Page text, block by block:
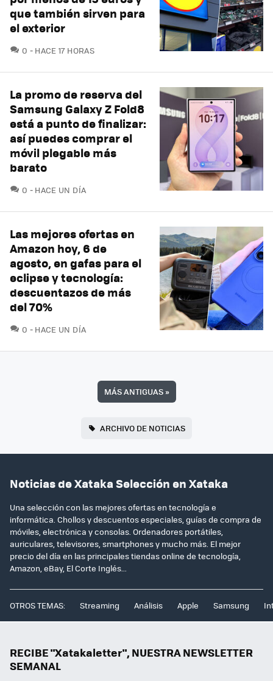
que también sirven para
el exterior
0 COMENTARIOS
HACE 17 HORAS
La promo de reserva del
Samsung Galaxy Z Fold8
está a punto de finalizar:
así puedes comprar el
móvil plegable más
barato
0 COMENTARIOS
HACE UN DÍA
Las mejores ofertas en
Amazon hoy, 6 de
agosto, en gafas para el
eclipse y tecnología:
descuentazos de más
del 70%
0 COMENTARIOS
HACE UN DÍA
MÁS ANTIGUAS»
ARCHIVO DE NOTICIAS
Noticias de Xataka Selección en Xataka
Una selección con las mejores ofertas en tecnología e
informática. Chollos y descuentos especiales, guías de compra de
móviles, electrónica y consolas. Ordenadores portátiles,
auriculares, televisores, smartphones y mucho más. El mejor
precio del día en las principales tiendas online de tecnología,
Amazon, eBay, El Corte Inglés...
OTROS TEMAS: Streaming Análisis Apple Samsung
RECIBE "Xatakaletter", NUESTRA NEWSLETTER
SEMANAL